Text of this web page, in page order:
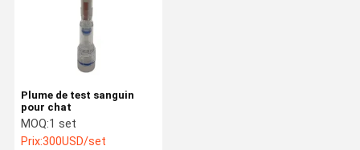
Plume de test sanguin
pour chat
MOQ:1 set
Prix:300USD/set